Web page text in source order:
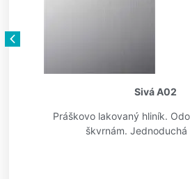
Sivá A02
Práškovo lakovaný hliník.
škvrnám.